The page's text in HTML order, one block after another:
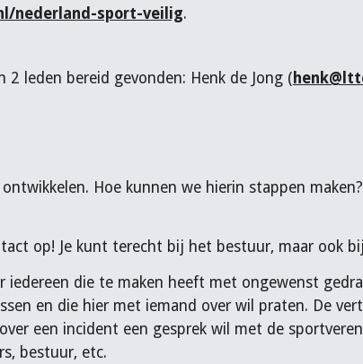
nederland-sport-veilig.
leden bereid gevonden: Henk de Jong (
Hoe kunnen we hierin stappen maken?
op! Je kunt terecht bij het bestuur, maar ook
die te maken heeft met ongewenst
en die hier met iemand over wil praten. De
een incident een gesprek wil met de
bestuur, etc.